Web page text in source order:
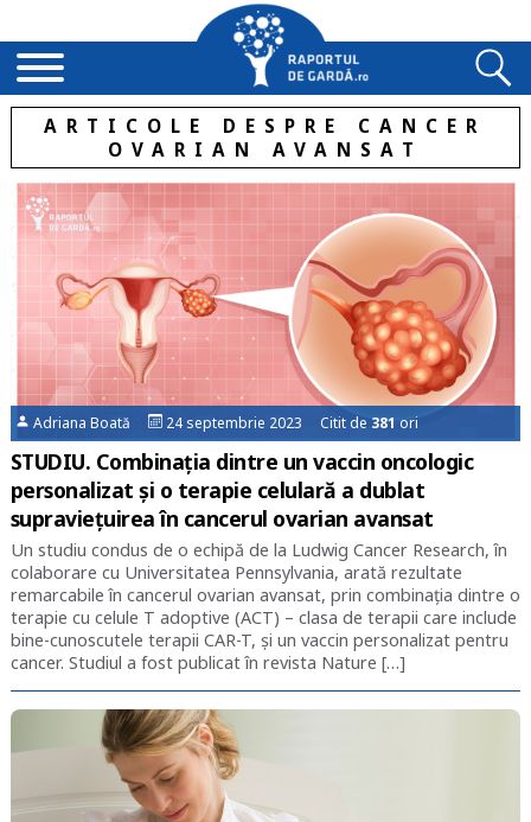
ARTICOLE DESPRE CANCER
OVARIAN AVANSAT
Adriana Boată 24 septembrie 2023 Citit de 381 ori
STUDIU. Combinația dintre un vaccin oncologic
personalizat și o terapie celulară a dublat
supraviețuirea în cancerul ovarian avansat
Un studiu condus de o echipă de la Ludwig Cancer Research, în
colaborare cu Universitatea Pennsylvania, arată rezultate
remarcabile în cancerul ovarian avansat, prin combinația dintre o
terapie cu celule T adoptive (ACT) – clasa de terapii care include
bine-cunoscutele terapii CAR-T, și un vaccin personalizat pentru
cancer. Studiul a fost publicat în revista Nature […]